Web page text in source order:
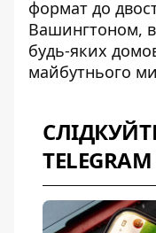
формат до
Вашингтоном,
будь-яких
майбутнього
TELEGRAM